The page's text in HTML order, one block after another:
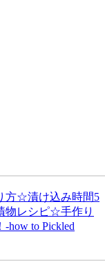
方☆漬け込み時間5
物レシピ☆手作り
how to Pickled